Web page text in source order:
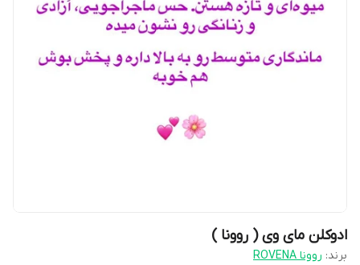
ادوکلن مای وی ( روونا )
برند: روونا ROVENA